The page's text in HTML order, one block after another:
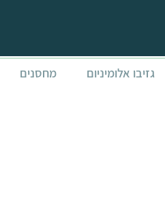
גזיבו אלומיניום מחסנים